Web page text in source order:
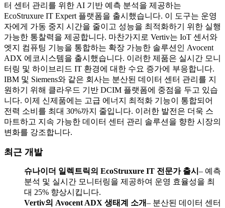
터 센터 관리를 위한 AI 기반 예측 분석을 제공하는
EcoStruxure IT Expert 플랫폼을 출시했습니다. 이 도구는 운영
자에게 가동 중지 시간을 줄이고 성능을 최적화하기 위한 실행
가능한 통찰력을 제공합니다. 마찬가지로 Vertiv는 IoT 센서와
엣지 컴퓨팅 기능을 통합하는 확장 가능한 솔루션인 Avocent
ADX 에코시스템을 출시했습니다. 이러한 제품은 실시간 모니
터링 및 하이브리드 IT 환경에 대한 수요 증가에 부응합니다.
IBM 및 Siemens와 같은 회사는 분산된 데이터 센터 관리를 지
원하기 위해 클라우드 기반 DCIM 플랫폼에 중점을 두고 있습
니다. 이제 신제품에는 고급 에너지 최적화 기능이 통합되어
전력 소비를 최대 30%까지 줄입니다. 이러한 발전은 더욱 스
마트하고 지속 가능한 데이터 센터 관리 솔루션을 향한 시장의
변화를 강조합니다.
최근 개발
슈나이더 일렉트릭의 EcoStruxure IT 전문가 출시 – 예측
분석 및 실시간 모니터링을 제공하여 운영 효율성을 최
대 25% 향상시킵니다.
Vertiv의 Avocent ADX 생태계 소개– 분산된 데이터 센터